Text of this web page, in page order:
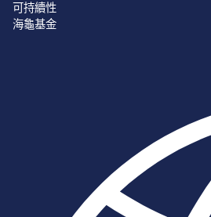
可持續性
海龜基金